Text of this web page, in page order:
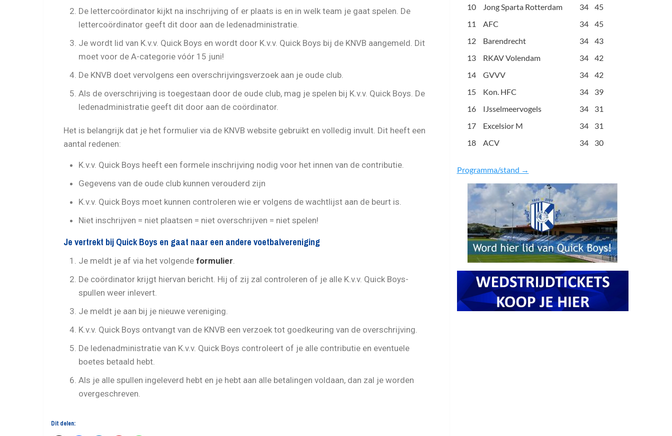
De lettercoördinator kijkt na inschrijving of er plaats is en in welk team je gaat spelen. De
lettercoördinator geeft dit door aan de ledenadministratie.
Je wordt lid van K.v.v. Quick Boys en wordt door K.v.v. Quick Boys bij de KNVB aangemeld. Dit
moet voor de A-categorie vóór 15 juni!
De KNVB doet vervolgens een overschrijvingsverzoek aan je oude club.
Als de overschrijving is toegestaan door de oude club, mag je spelen bij K.v.v. Quick Boys. De
ledenadministratie geeft dit door aan de coördinator.
Het is belangrijk dat je het formulier via de KNVB website gebruikt en volledig invult. Dit heeft een
aantal redenen:
K.v.v. Quick Boys heeft een formele inschrijving nodig voor het innen van de contributie.
Gegevens van de oude club kunnen verouderd zijn
K.v.v. Quick Boys moet kunnen controleren wie er volgens de wachtlijst aan de beurt is.
Niet inschrijven = niet plaatsen = niet overschrijven = niet spelen!
Je vertrekt bij Quick Boys en gaat naar een andere voetbalvereniging
Je meldt je af via het volgende formulier.
De coördinator krijgt hiervan bericht. Hij of zij zal controleren of je alle K.v.v. Quick Boys-
spullen weer inlevert.
Je meldt je aan bij je nieuwe vereniging.
K.v.v. Quick Boys ontvangt van de KNVB een verzoek tot goedkeuring van de overschrijving.
De ledenadministratie van K.v.v. Quick Boys controleert of je alle contributie en eventuele
boetes betaald hebt.
Als je alle spullen ingeleverd hebt en je hebt aan alle betalingen voldaan, dan zal je worden
overgeschreven.
Dit delen:
10
Jong Sparta Rotterdam 34
45
11
AFC 34
45
12
Barendrecht 34
43
13
RKAV Volendam 34
42
14
GVVV 34
42
15
Kon. HFC 34
39
16
IJsselmeervogels 34
31
17
Excelsior M 34
31
18
ACV 34 30
Programma/stand →